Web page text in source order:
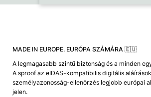
MADE IN EUROPE. EURÓPA SZÁMÁRA 🇪🇺
A legmagasabb szintű biztonság és a minden
A sproof az eIDAS-kompatibilis digitális
személyazonosság-ellenőrzés legjobb európai
jelen.